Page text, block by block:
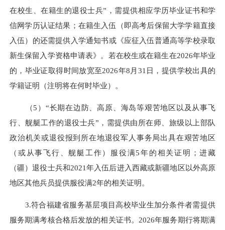
在校生、在籍生的退役士兵”，需提供相应学历毕业证书和学
信网学历认证结果；在籍生入伍（即高考后保留大学学籍直接
入伍）的还需提供入学通知书或《应征入伍普通高等学校录取
新生保留入学资格申请表》。若在校生或在籍生在2026年毕业
的，毕业证取得时间放宽至2026年8月31日，提供学校出具的
学籍证明（注明将在何时毕业）。
（5）“长期在边防、高原、海岛等艰苦地区以及从事飞
行、舰艇工作的退役士兵”，需提供由所在师、旅级以上部队
政治机关或退役报到所在地退役军人事务局出具在艰苦地区
（或从事飞行、舰艇工作）服役满5年的相关证明；进藏
（疆）退役士兵和2021年入伍后进入西藏或新疆地区以外高原
地区其他兵员提供服役满2年的相关证明。
3.符合福建省服务基层项目高校毕业生加分条件者需提供
服务期满考核合格后发放的相关证书。2026年服务期行将期满